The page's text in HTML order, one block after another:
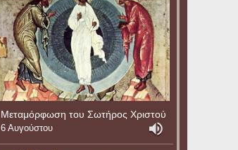
Μεταμόρφωση του Σωτήρος Χριστού
6 Αυγούστου